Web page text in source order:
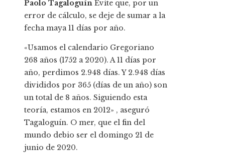
Paolo Tagaloguín Evite que, por un
error de cálculo, se deje de sumar a la
fecha maya 11 días por año.
«Usamos el calendario Gregoriano
268 años (1752 a 2020). A 11 días por
año, perdimos 2.948 días. Y 2.948 días
divididos por 365 (días de un año) son
un total de 8 años. Siguiendo esta
teoría, estamos en 2012» , aseguró
Tagaloguín. O mer, que el fin del
mundo debio ser el domingo 21 de
junio de 2020.